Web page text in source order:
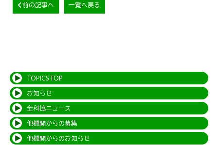
前の記事へ 一覧へ戻る
TOPICS TOP
お知らせ
全科協ニュース
他機関からの募集
他機関からのお知らせ